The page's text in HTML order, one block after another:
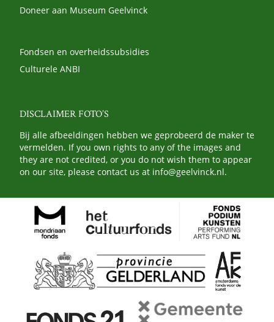
Doneer aan Museum Geelvinck
Fondsen en overheidssubsidies
Culturele ANBI
DISCLAIMER FOTO’S
Bij alle afbeeldingen hebben we geprobeerd de maker te
vermelden. If you own rights to any of the images and
they are not credited, or you do not wish them to appear
on our site, please contact us at info@geelvinck.nl.